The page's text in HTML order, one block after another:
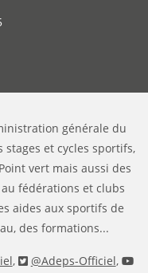
générale du
stages et cycles sportifs,
vert mais aussi des
fédérations et clubs
aides aux sportifs de
des formations...
, @Adeps-Officiel,